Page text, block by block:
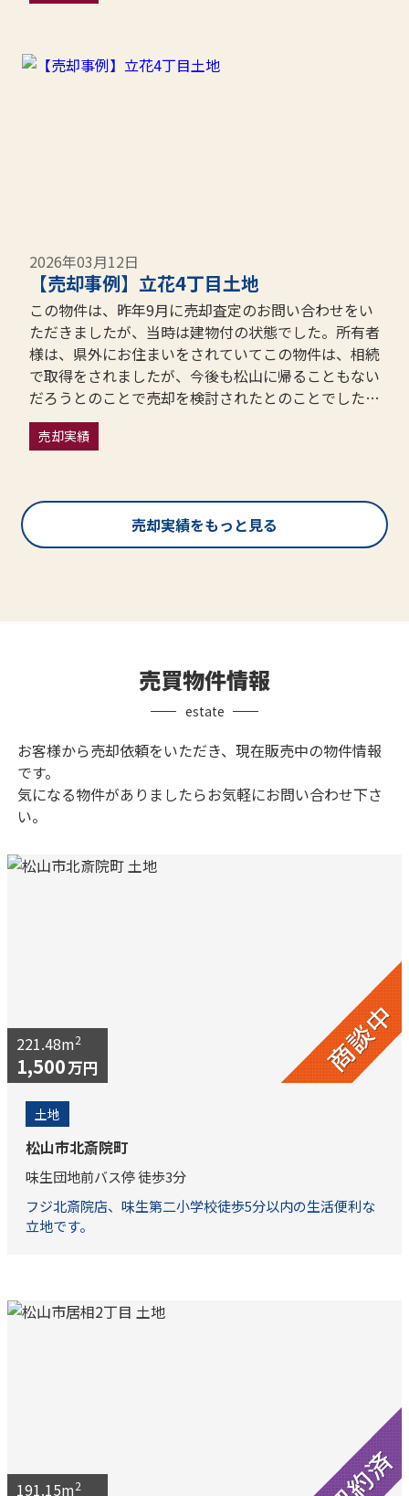
2026年03月12日
【売却事例】立花4丁目土地
この物件は、昨年9月に売却査定のお問い合わせをい
ただきましたが、当時は建物付の状態でした。所有者
様は、県外にお住まいをされていてこの物件は、相続
で取得をされましたが、今後も松山に帰ることもない
だろうとのことで売却を検討されたとのことでした。
その後、12月から弊社専任で売却をお任せいただく
ことになり年末には買い手の方が見つかり本日のお引
売却実績
売却実績をもっと見る
売買物件情報
estate
お客様から売却依頼をいただき、現在販売中の物件情報
です。
気になる物件がありましたらお気軽にお問い合わせ下さ
い。
221.48m2
1,500万円
土地
松山市北斎院町
味生団地前バス停 徒歩3分
フジ北斎院店、味生第二小学校徒歩5分以内の生活便利な
立地です。
191.15m2